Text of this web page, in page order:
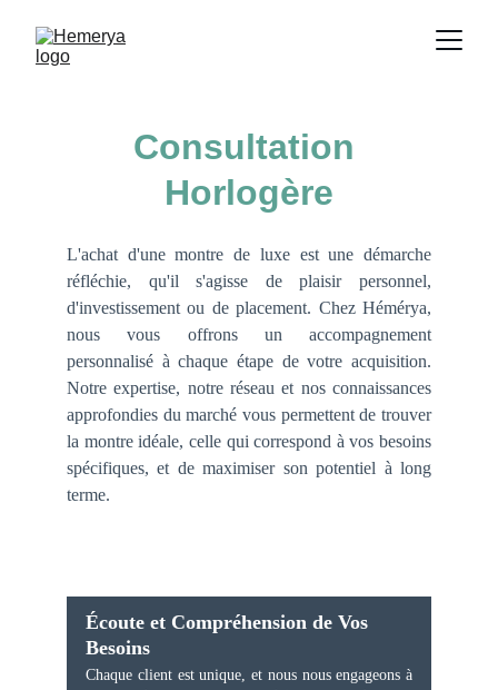
Consultation
Horlogère
L'achat d'une montre de luxe est une démarche
réfléchie, qu'il s'agisse de plaisir personnel,
d'investissement ou de placement. Chez Hémérya,
nous vous offrons un accompagnement
personnalisé à chaque étape de votre acquisition.
Notre expertise, notre réseau et nos connaissances
approfondies du marché vous permettent de trouver
la montre idéale, celle qui correspond à vos besoins
spécifiques, et de maximiser son potentiel à long
terme.
Écoute et Compréhension de Vos
Besoins
Chaque client est unique, et nous nous engageons à